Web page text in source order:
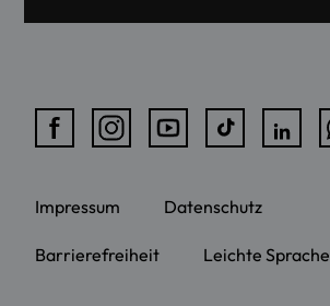
Impressum Datenschutz
Barrierefreiheit Leichte Sprache